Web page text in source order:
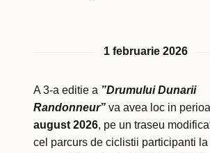
1 februarie 2026
A 3-a editie a ”Drumului Dunarii
Randonneur” va avea loc in
august 2026, pe un traseu
cel parcurs de ciclistii participanti